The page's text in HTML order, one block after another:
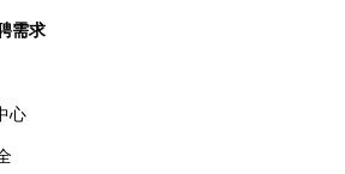
需求
心